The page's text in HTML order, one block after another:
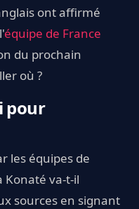
ont affirmé
équipe de France
du prochain
où ?
pour
les équipes de
Konaté va-t-il
sources en signant